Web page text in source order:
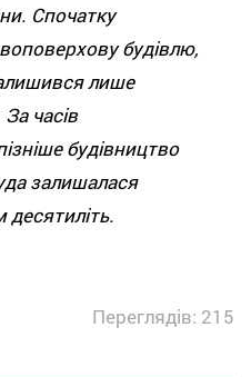
Спочатку
будівлю,
лише
часів
будівництво
залишалася
Переглядів: 215